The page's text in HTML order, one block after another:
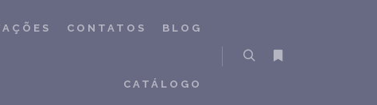
CONTATOS BLOG
CATÁLOGO